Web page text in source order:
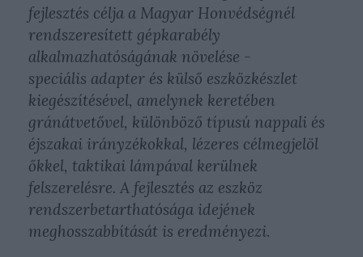
fejlesztés célja a Magyar Honvédségnél
rendszeresített gépkarabély
alkalmazhatóságának növelése -
speciális adapter és külső eszközkészlet
kiegészítésével, amelynek keretében
gránátvetővel, különböző típusú nappali és
éjszakai irányzékokkal, lézeres célmegjelöl
őkkel, taktikai lámpával kerülnek
felszerelésre. A fejlesztés az eszköz
rendszerbetarthatósága idejének
meghosszabbítását is eredményezi.